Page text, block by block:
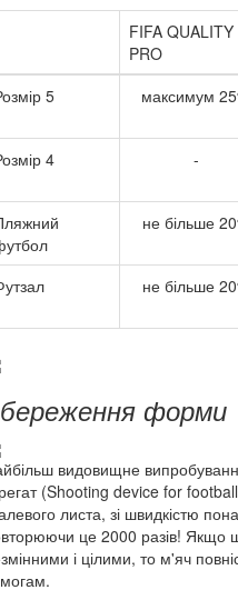
FIFA QUALITY
PRO
5 максимум
4
-
не більше
не більше
форми
видовищне
(Shooting device for
листа, зі швидкістю
це 2000 разів! Якщо
і цілими, то м'яч